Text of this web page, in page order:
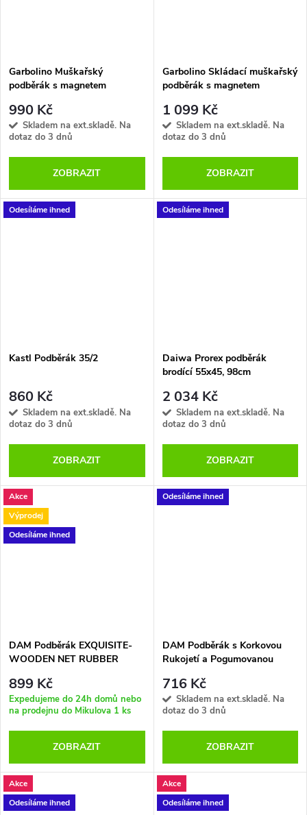
Garbolino Muškařský
podběrák s magnetem
990 Kč
Skladem na ext.skladě. Na
dotaz do 3 dnů
ZOBRAZIT
Garbolino Skládací muškařský
podběrák s magnetem
1 099 Kč
Skladem na ext.skladě. Na
dotaz do 3 dnů
ZOBRAZIT
Odesíláme ihned
Kastl Podběrák 35/2
860 Kč
Skladem na ext.skladě. Na
dotaz do 3 dnů
ZOBRAZIT
Odesíláme ihned
Daiwa Prorex podběrák
brodící 55x45, 98cm
2 034 Kč
Skladem na ext.skladě. Na
dotaz do 3 dnů
ZOBRAZIT
Akce
Výprodej
Odesíláme ihned
DAM Podběrák EXQUISITE-
WOODEN NET RUBBER
899 Kč
Expedujeme do 24h domů nebo
na prodejnu do Mikulova 1 ks
ZOBRAZIT
Odesíláme ihned
DAM Podběrák s Korkovou
Rukojetí a Pogumovanou
KORKGRIFF 60X28CM
GUMMIERT
716 Kč
Skladem na ext.skladě. Na
dotaz do 3 dnů
ZOBRAZIT
Akce
Odesíláme ihned
Akce
Odesíláme ihned